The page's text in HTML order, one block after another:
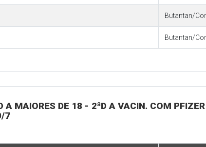
Butantan/
Butantan/
MAIORES DE 18 - 2ªD A VACIN. COM
7